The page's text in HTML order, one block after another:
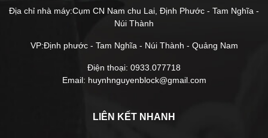
Địa chỉ nhà máy:Cụm CN Nam chu Lai, Định Phước - Tam Nghĩa -
Núi Thành
VP:Định phước - Tam Nghĩa - Núi Thành - Quảng Nam
Điện thoại: 0933.077718
Email: huynhnguyenblock@gmail.com
LIÊN KẾT NHANH